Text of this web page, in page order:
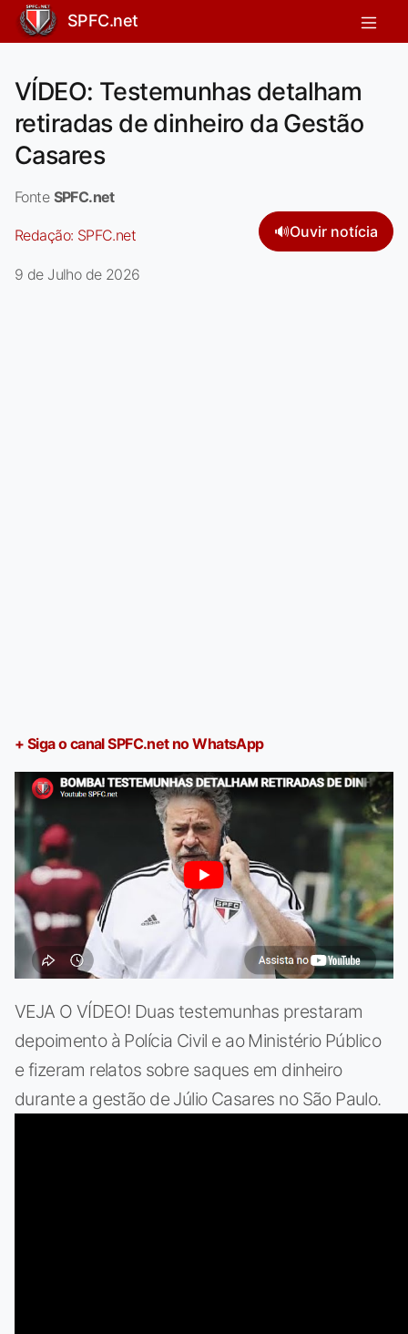
SPFC.net
VÍDEO: Testemunhas detalham
retiradas de dinheiro da Gestão
Casares
Fonte SPFC.net
Redação: SPFC.net 🔊Ouvir notícia
9 de Julho de 2026
+ Siga o canal SPFC.net no WhatsApp
VEJA O VÍDEO! Duas testemunhas prestaram
depoimento à Polícia Civil e ao Ministério Público
e fizeram relatos sobre saques em dinheiro
durante a gestão de Júlio Casares no São Paulo.